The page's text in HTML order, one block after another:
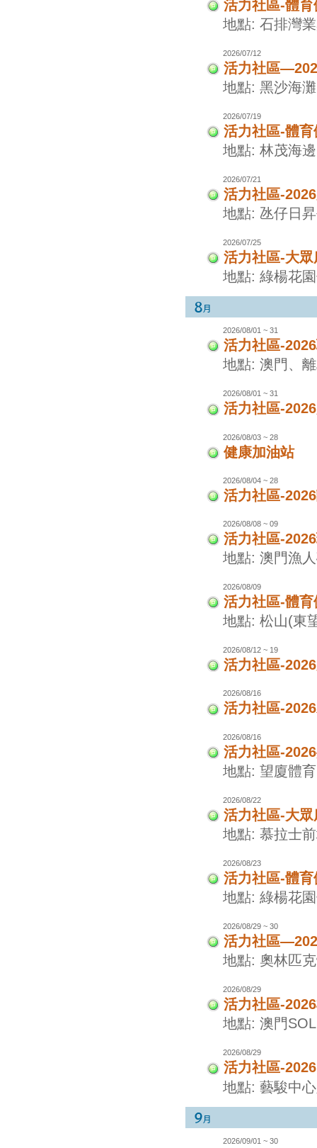
活力社區-體
地點: 石排灣
2026/07/12
活力社區
地點: 黑沙海灘
2026/07/19
活力社區-體
地點: 林茂海
2026/07/21
活力社區-
地點: 氹仔日
2026/07/25
活力社區-大眾
地點: 綠楊花
2026/08/01 ~ 31
活力社區-
地點: 澳門、
2026/08/01 ~ 31
活力社區-
2026/08/03 ~ 28
健康加油站
2026/08/04 ~ 28
活力社區-
2026/08/08 ~ 09
活力社區-
地點: 澳門漁
2026/08/09
活力社區-體
地點: 松山(東
2026/08/12 ~ 19
活力社區-
2026/08/16
活力社區-
2026/08/16
活力社區-
地點: 望廈體
2026/08/22
活力社區-大眾
地點: 慕拉士
2026/08/23
活力社區-體
地點: 綠楊花
2026/08/29 ~ 30
活力社區
地點: 奧林匹
2026/08/29
活力社區-
地點: 澳門
2026/08/29
活力社區-
地點: 藝駿中
2026/09/01 ~ 30